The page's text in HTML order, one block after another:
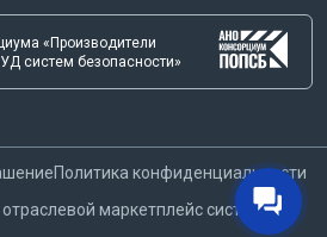
«Производители
систем безопасности»
Политика конфиденциальности
маркетплейс систем